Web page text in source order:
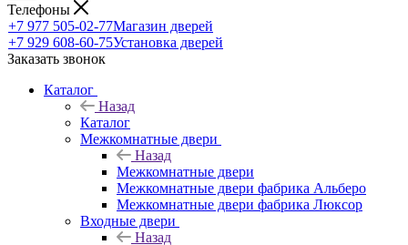
Телефоны
+7 977 505-02-77Магазин дверей
+7 929 608-60-75Установка дверей
Заказать звонок
Каталог
Назад
Каталог
Межкомнатные двери
Назад
Межкомнатные двери
Межкомнатные двери фабрика Альберо
Межкомнатные двери фабрика Люксор
Входные двери
Назад